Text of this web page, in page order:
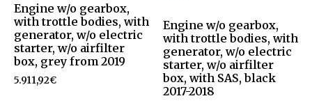
Engine w/o gearbox,
with trottle bodies, with
generator, w/o electric
starter, w/o airfilter
box, grey from 2019
5.911,92€
Engine w/o gearbox,
with trottle bodies, with
generator, w/o electric
starter, w/o airfilter
box, with SAS, black
2017-2018